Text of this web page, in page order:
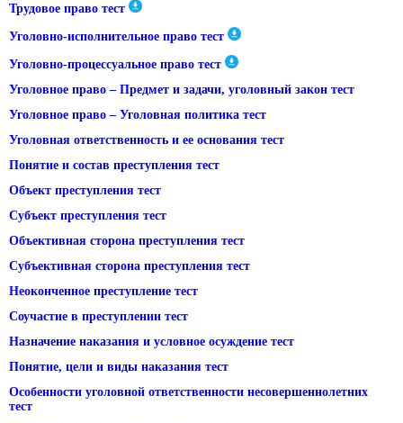
Трудовое право тест
Уголовно-исполнительное право тест
Уголовно-процессуальное право тест
Уголовное право – Предмет и задачи, уголовный закон тест
Уголовное право – Уголовная политика тест
Уголовная ответственность и ее основания тест
Понятие и состав преступления тест
Объект преступления тест
Субъект преступления тест
Объективная сторона преступления тест
Субъективная сторона преступления тест
Неоконченное преступление тест
Соучастие в преступлении тест
Назначение наказания и условное осуждение тест
Понятие, цели и виды наказания тест
Особенности уголовной ответственности несовершеннолетних
тест